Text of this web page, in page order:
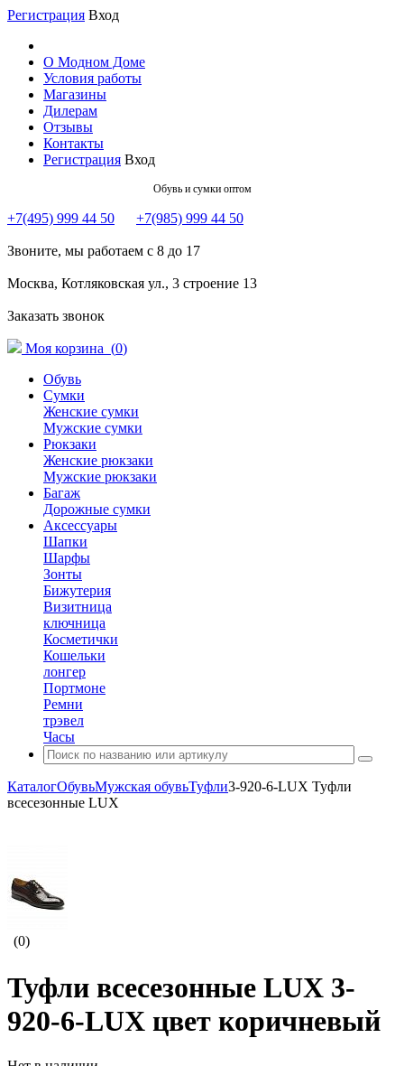
Регистрация Вход
О Модном Доме
Условия работы
Магазины
Дилерам
Отзывы
Контакты
Регистрация Вход
Обувь и сумки оптом
+7(495) 999 44 50 +7(985) 999 44 50
Звоните, мы работаем с 8 до 17
Москва, Котляковская ул., 3 строение 13
Заказать звонок
Моя корзина (0)
Обувь
Сумки
Женские сумки
Мужские сумки
Рюкзаки
Женские рюкзаки
Мужские рюкзаки
Багаж
Дорожные сумки
Аксессуары
Шапки
Шарфы
Зонты
Бижутерия
Визитница
ключница
Косметички
Кошельки
лонгер
Портмоне
Ремни
трэвел
Часы
КаталогОбувьМужская обувьТуфли3-920-6-LUX Туфли
всесезонные LUX
(0)
Туфли всесезонные LUX 3-
920-6-LUX цвет коричневый